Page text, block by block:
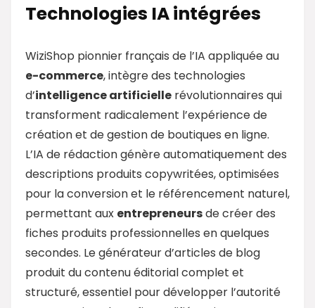
Technologies IA intégrées
WiziShop pionnier français de l’IA appliquée au
e-commerce, intègre des technologies
d’intelligence artificielle révolutionnaires qui
transforment radicalement l’expérience de
création et de gestion de boutiques en ligne.
L’IA de rédaction génère automatiquement des
descriptions produits copywritées, optimisées
pour la conversion et le référencement naturel,
permettant aux entrepreneursde créer des
fiches produits professionnelles en quelques
secondes. Le générateur d’articles de blog
produit du contenu éditorial complet et
structuré, essentiel pour développer l’autorité